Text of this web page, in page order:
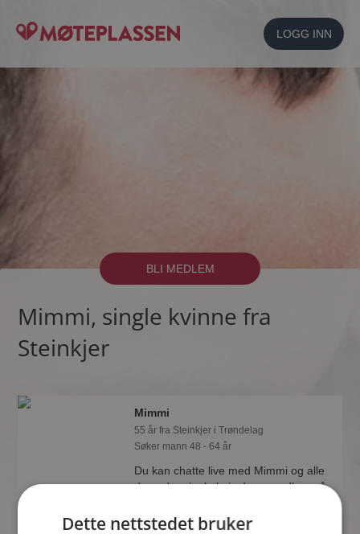
LOGG INN
BLI MEDLEM
Mimmi, single kvinne fra
Steinkjer
Mimmi
55 år fra Steinkjer i Trøndelag
Søker mann 48 - 64 år
Du kan chatte live med Mimmi og alle
de andre single hvis du er medlem på
bli medlem.
Dette nettstedet bruker